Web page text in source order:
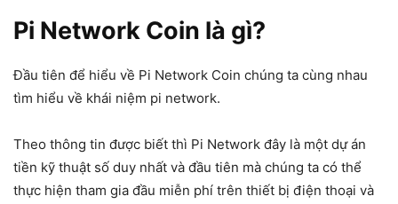
Pi Network Coin là gì?
Đầu tiên để hiểu về Pi Network Coin chúng ta cùng nhau
tìm hiểu về khái niệm pi network.
Theo thông tin được biết thì Pi Network đây là một dự án
tiền kỹ thuật số duy nhất và đầu tiên mà chúng ta có thể
thực hiện tham gia đầu miễn phí trên thiết bị điện thoại và